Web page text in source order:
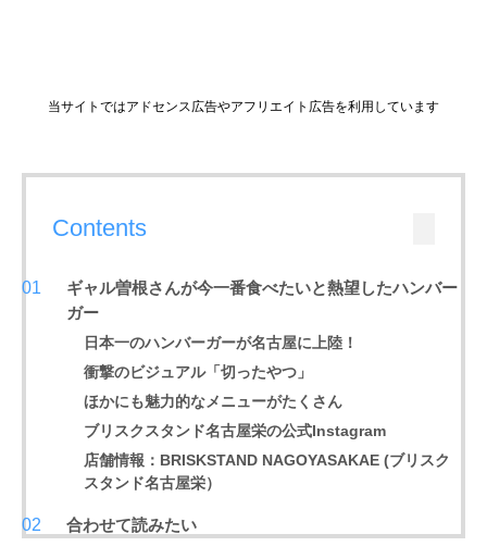
当サイトではアドセンス広告やアフリエイト広告を利用しています
Contents
ギャル曽根さんが今一番食べたいと熱望したハンバー
ガー
日本一のハンバーガーが名古屋に上陸！
衝撃のビジュアル「切ったやつ」
ほかにも魅力的なメニューがたくさん
ブリスクスタンド名古屋栄の公式Instagram
店舗情報：BRISKSTAND NAGOYASAKAE (ブリスク
スタンド名古屋栄）
合わせて読みたい